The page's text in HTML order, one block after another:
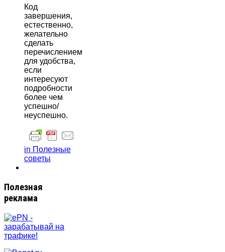
Код
завершения,
естественно,
желательно
сделать
перечислением
для удобства,
если
интересуют
подробности
более чем
успешно/
неуспешно.
in Полезные
советы
Полезная
реклама